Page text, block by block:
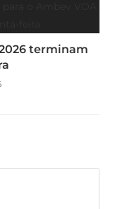
terminam